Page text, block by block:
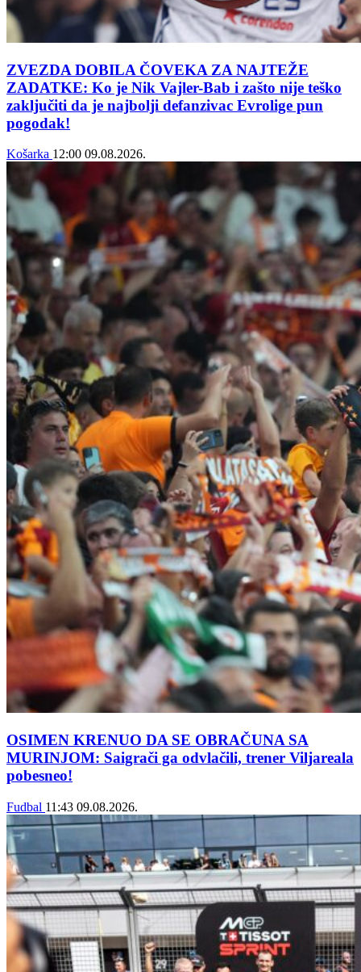
ZVEZDA DOBILA ČOVEKA ZA NAJTEŽE
ZADATKE: Ko je Nik Vajler-Bab i zašto nije teško
zaključiti da je najbolji defanzivac Evrolige pun
pogodak!
Košarka 12:00 09.08.2026.
OSIMEN KRENUO DA SE OBRAČUNA SA
MURINJOM: Saigrači ga odvlačili, trener Viljareala
pobesneo!
Fudbal 11:43 09.08.2026.